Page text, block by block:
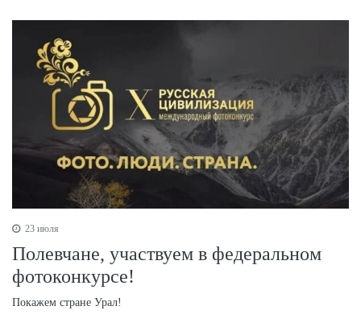
23 июля
Полевчане, участвуем в федеральном
фотоконкурсе!
Покажем стране Урал!